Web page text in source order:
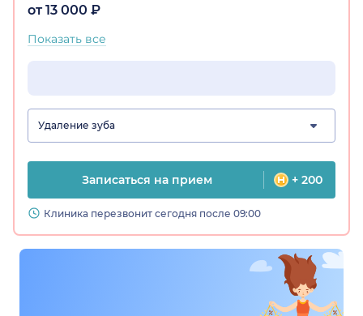
от 13 000 ₽
Показать все
Удаление зуба
Записаться на прием + 200
Клиника перезвонит сегодня после 09:00